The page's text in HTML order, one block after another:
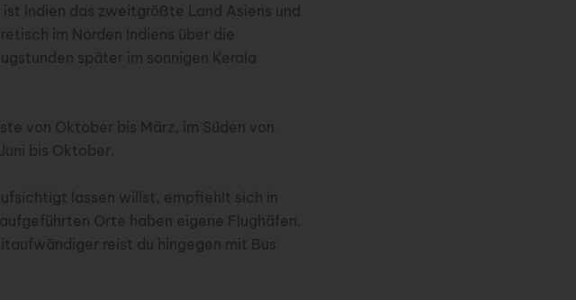
Indien das zweitgrößte Land Asiens und
im Norden Indiens über die
später im sonnigen Kerala
von Oktober bis März, im Süden von
bis Oktober.
lassen willst, empfiehlt sich in
Orte haben eigene Flughäfen.
reist du hingegen mit Bus